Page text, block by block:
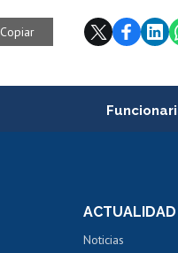
Copiar
Portal de
Certificado
ACTUALIDAD
Noticias